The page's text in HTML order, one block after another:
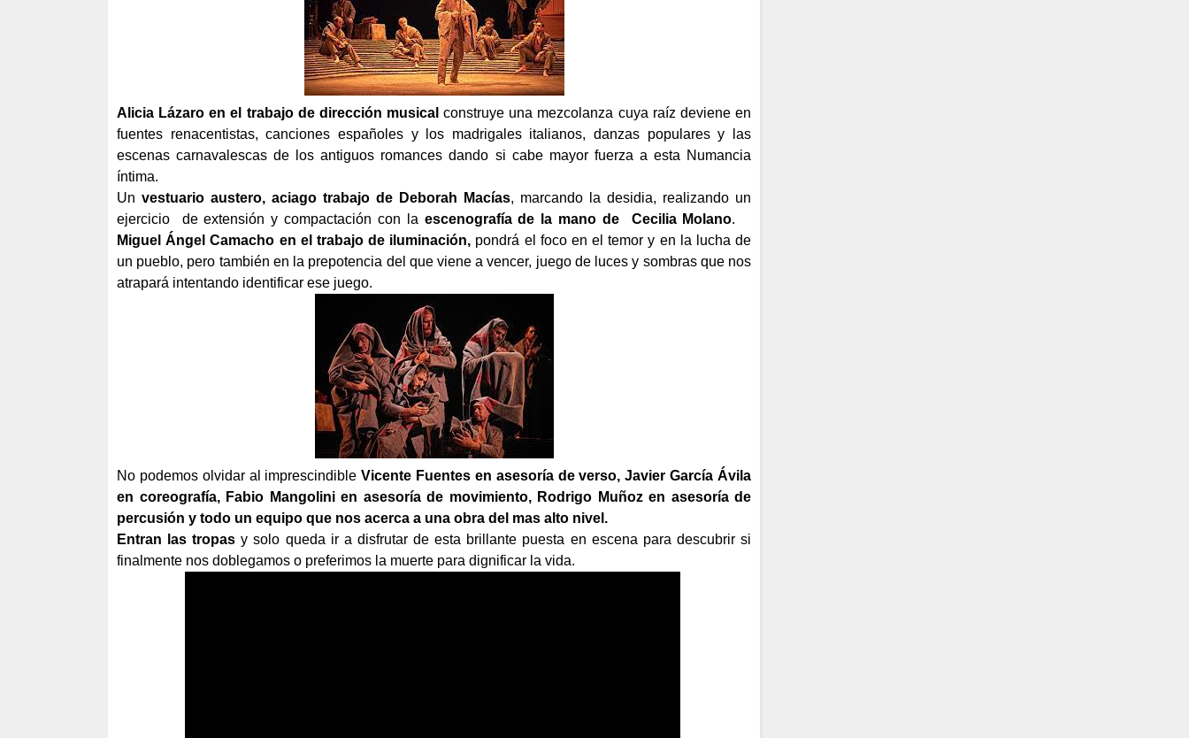
Alicia Lázaro en el trabajo de dirección musical construye una mezcolanza cuya raíz deviene en
fuentes renacentistas, canciones españoles y los madrigales italianos, danzas populares y las
escenas carnavalescas de los antiguos romances dando si cabe mayor fuerza a esta Numancia
íntima.
Un vestuario austero, aciago trabajo de Deborah Macías, marcando la desidia, realizando un
ejercicio
de extensión y compactación con la escenografía de la mano de Cecilia Molano.
Miguel Ángel Camacho en el trabajo de iluminación, pondrá el foco en el temor y en la lucha de
un pueblo, pero también en la prepotencia del que viene a vencer, juego de luces y sombras que nos
atrapará intentando identificar ese juego.
No podemos olvidar al imprescindibleVicente Fuentes en asesoría de verso, Javier García Ávila
en coreografía, Fabio Mangolini en asesoría de movimiento, Rodrigo Muñoz en asesoría de
percusión y todo un equipo que nos acerca a una obra del mas alto nivel.
Entran las tropasy solo queda ir a disfrutar de esta brillante puesta en escena para descubrir si
finalmente nos doblegamos o preferimos la muerte para dignificar la vida.